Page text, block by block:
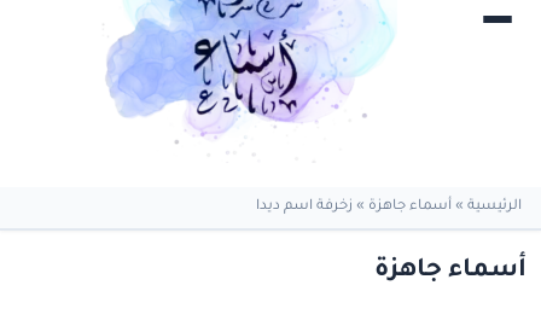
الرئيسية » أسماء جاهزة » زخرفة اسم ديدا
أسماء جاهزة